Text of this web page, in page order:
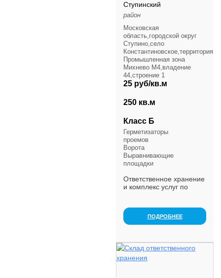
Ступинский
район
Московская
область,городской округ
Ступино,село
Константиновское,территория
Промышленная зона
Михнево М4,владение
44,строение 1
25 руб/кв.м
250 кв.м
Класс Б
Герметизаторы
проемов
Ворота
Выравнивающие
площадки
Ответственное хранение
и комплекс услуг по
Дон.Круглосуточная
система хранения (...
ПОДРОБНЕЕ